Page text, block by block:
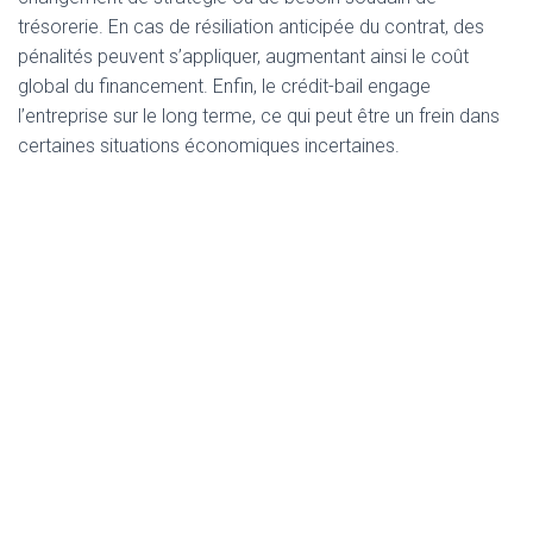
trésorerie. En cas de résiliation anticipée du contrat, des
pénalités peuvent s’appliquer, augmentant ainsi le coût
global du financement. Enfin, le crédit-bail engage
l’entreprise sur le long terme, ce qui peut être un frein dans
certaines situations économiques incertaines.